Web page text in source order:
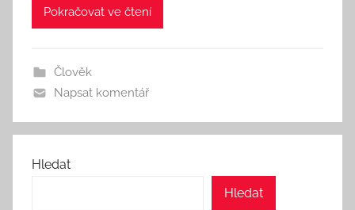
e
Pokračovat ve čtení
Člověk
Napsat komentář
Hledat
Hledat